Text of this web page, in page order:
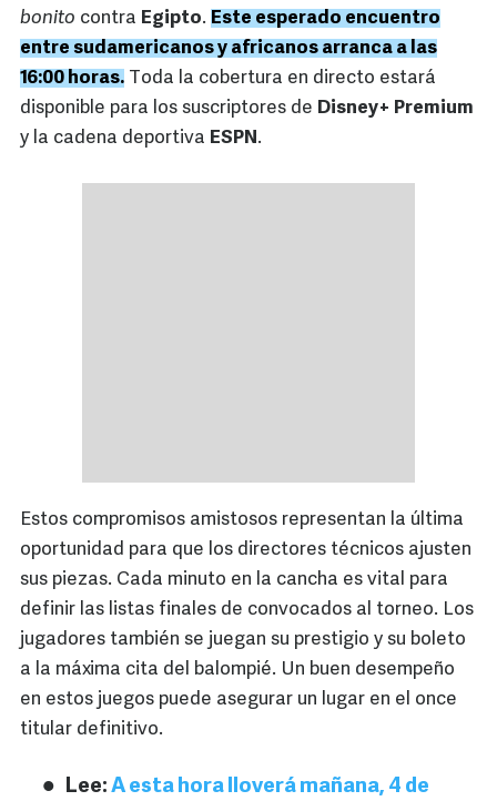
bonito contra Egipto. Este esperado encuentro
entre sudamericanos y africanos arranca a las
16:00 horas. Toda la cobertura en directo estará
disponible para los suscriptores de Disney+ Premium
y la cadena deportiva ESPN.
Estos compromisos amistosos representan la última
oportunidad para que los directores técnicos ajusten
sus piezas. Cada minuto en la cancha es vital para
definir las listas finales de convocados al torneo. Los
jugadores también se juegan su prestigio y su boleto
a la máxima cita del balompié. Un buen desempeño
en estos juegos puede asegurar un lugar en el once
titular definitivo.
Lee: A esta hora lloverá mañana, 4 de